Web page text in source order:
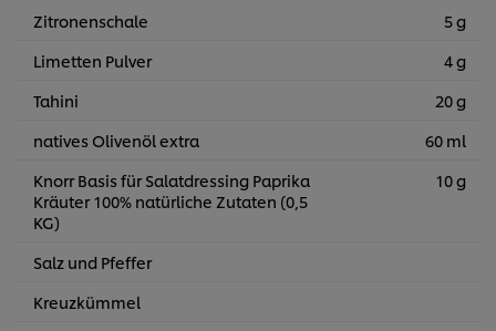
Zitronenschale
5 g
Limetten Pulver
4 g
Tahini
20 g
natives Olivenöl extra
60 ml
Knorr Basis für Salatdressing Paprika
Kräuter 100% natürliche Zutaten (0,5
KG)
10 g
Salz und Pfeffer
Kreuzkümmel